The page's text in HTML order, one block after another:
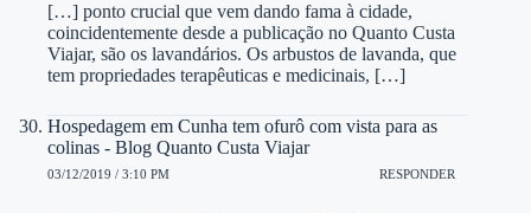
[…] ponto crucial que vem dando fama à cidade,
coincidentemente desde a publicação no Quanto Custa
Viajar, são os lavandários. Os arbustos de lavanda, que
tem propriedades terapêuticas e medicinais, […]
Hospedagem em Cunha tem ofurô com vista para as
colinas - Blog Quanto Custa Viajar
03/12/2019 / 3:10 PM RESPONDER